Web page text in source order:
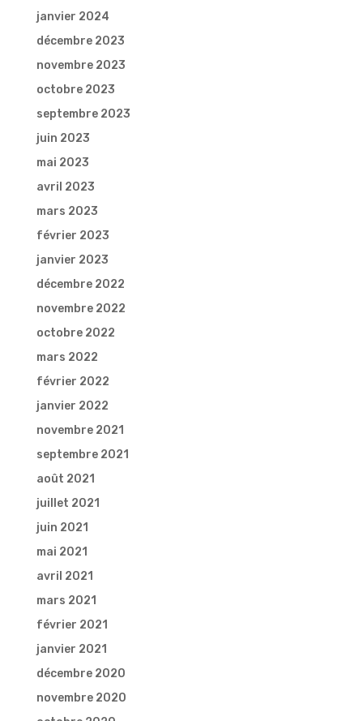
janvier 2024
décembre 2023
novembre 2023
octobre 2023
septembre 2023
juin 2023
mai 2023
avril 2023
mars 2023
février 2023
janvier 2023
décembre 2022
novembre 2022
octobre 2022
mars 2022
février 2022
janvier 2022
novembre 2021
septembre 2021
août 2021
juillet 2021
juin 2021
mai 2021
avril 2021
mars 2021
février 2021
janvier 2021
décembre 2020
novembre 2020